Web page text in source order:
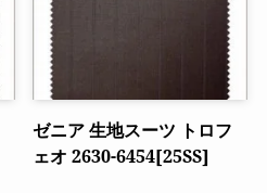
ゼニア 生地スーツ トロフ
ェオ 2630-6454[25SS]